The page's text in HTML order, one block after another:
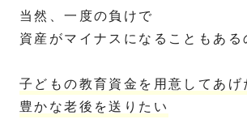
当然、一度の負けで
資産がマイナスになることもある
子どもの教育資金を用意してあげ
豊かな老後を送りたい